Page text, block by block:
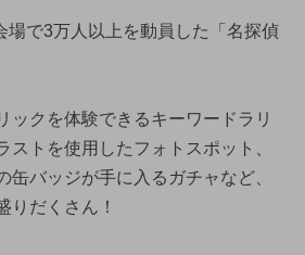
場で3万人以上を動員した「名探偵
ックを体験できるキーワードラリ
ストを使用したフォトスポット、
缶バッジが手に入るガチャなど、
りだくさん！